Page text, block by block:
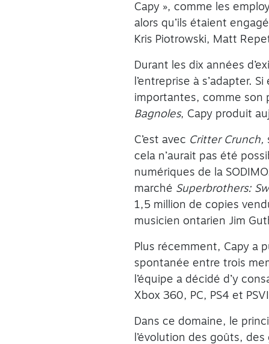
Capy », comme les
alors qu’ils étaient
Kris Piotrowski, Matt
Durant les dix années
l’entreprise à s’adapter.
importantes, comme son
Bagnoles, Capy produit
C’est avec Critter Crunch,
cela n’aurait pas été
numériques de la
marché Superbrothers:
1,5 million de copies
musicien ontarien Jim
Plus récemment, Capy a
spontanée entre trois
l’équipe a décidé d’y
Xbox 360, PC, PS4 et
Dans ce domaine, le
l’évolution des goûts,